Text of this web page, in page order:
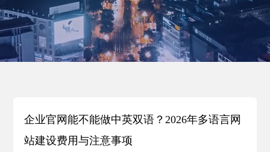
企业官网能不能做中英双语？2026年多语言网
站建设费用与注意事项